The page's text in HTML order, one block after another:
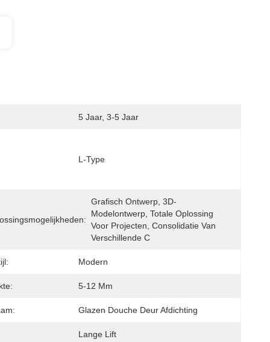
5 Jaar, 3-5 Jaar
L-Type
Grafisch Ontwerp, 3D-
Modelontwerp, Totale Oplossing
Voor Projecten, Consolidatie Van
Verschillende C
Modern
5-12 Mm
Glazen Douche Deur Afdichting
Lange Lift